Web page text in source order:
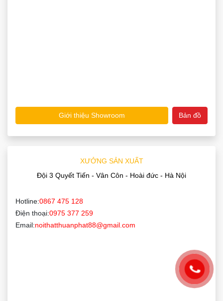
Giới thiệu Showroom Bản đồ
XƯỞNG SẢN XUẤT
Đội 3 Quyết Tiến - Vân Côn - Hoài đức - Hà Nội
Hotline:0867 475 128
Điện thoại:0975 377 259
Email:noithatthuanphat88@gmail.com